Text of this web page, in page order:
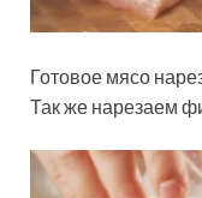
Готовое мясо
Так же нарезаем